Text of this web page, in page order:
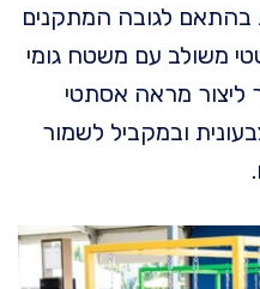
בהתאם לגובה המתקנים
משולב עם משטח גומי
ליצור מראה אסתטי
ובמקביל לשמור